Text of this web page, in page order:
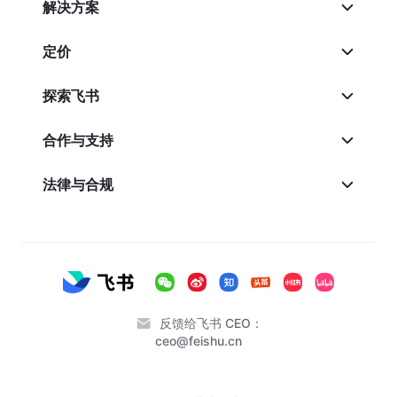
解决方案
定价
探索飞书
合作与支持
法律与合规
反馈给飞书 CEO：
ceo@feishu.cn